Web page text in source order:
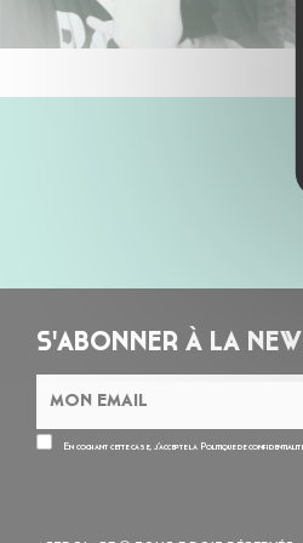
S'ABONNER À LA
En cochant cette case, j’accepte la Politique de confidentialité